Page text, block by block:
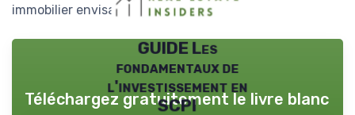
immobilier envisagé.
GUIDE Les
fondamentaux de
l'investissement en
SCPI
Téléchargez gratuitement le livre blanc